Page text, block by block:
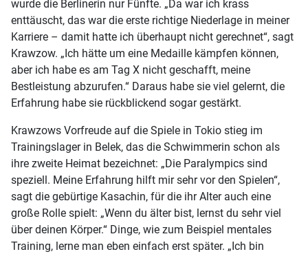
wurde die Berlinerin nur Fünfte. „Da war ich krass
enttäuscht, das war die erste richtige Niederlage in meiner
Karriere – damit hatte ich überhaupt nicht gerechnet“, sagt
Krawzow. „Ich hätte um eine Medaille kämpfen können,
aber ich habe es am Tag X nicht geschafft, meine
Bestleistung abzurufen.“ Daraus habe sie viel gelernt, die
Erfahrung habe sie rückblickend sogar gestärkt.
Krawzows Vorfreude auf die Spiele in Tokio stieg im
Trainingslager in Belek, das die Schwimmerin schon als
ihre zweite Heimat bezeichnet: „Die Paralympics sind
speziell. Meine Erfahrung hilft mir sehr vor den Spielen“,
sagt die gebürtige Kasachin, für die ihr Alter auch eine
große Rolle spielt: „Wenn du älter bist, lernst du sehr viel
über deinen Körper.“ Dinge, wie zum Beispiel mentales
Training, lerne man eben einfach erst später. „Ich bin